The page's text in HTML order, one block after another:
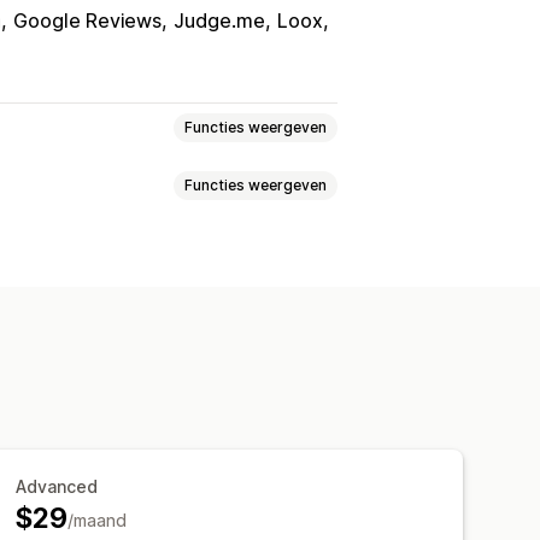
Google Reviews Judge.me Loox
Functies weergeven
Functies weergeven
Openingstijden
Advanced
$29/maand